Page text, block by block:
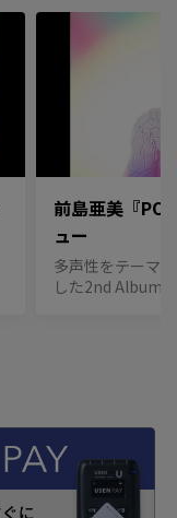
前島亜美『
ュー
多声性をテーマ
した2nd Album